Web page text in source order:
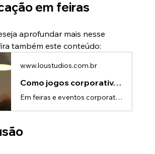
em feiras
aprofundar mais nesse
também este conteúdo:
www.loustudios.com.br
Como jogos corporativos captam leads em feiras - Lou Studios
Em feiras e eventos corporativos, captar atenção é apenas o primeiro desafio.O verdadeiro objetivo das empresas é transformar visitantes em oportunidades comerciais.E uma das estratégias que mais cresce nesse cenário são os jogos corporativos e experiências gamificadas.Muito além do entretenimento, a gamificação se tornou uma poderosa ferramenta para: • atrair público; • aumentar tempo de permanência; • gerar interação; • fortalecer lembrança de marca; • captar leads de forma natural.Quando bem